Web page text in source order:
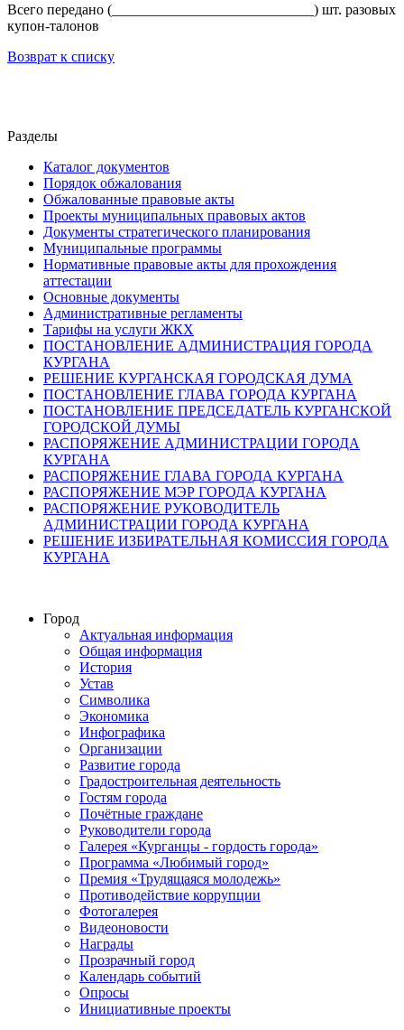
Всего передано (____________________________) шт. разовых
купон-талонов
Возврат к списку
Разделы
Каталог документов
Порядок обжалования
Обжалованные правовые акты
Проекты муниципальных правовых актов
Документы стратегического планирования
Муниципальные программы
Нормативные правовые акты для прохождения
аттестации
Основные документы
Административные регламенты
Тарифы на услуги ЖКХ
ПОСТАНОВЛЕНИЕ АДМИНИСТРАЦИЯ ГОРОДА
КУРГАНА
РЕШЕНИЕ КУРГАНСКАЯ ГОРОДСКАЯ ДУМА
ПОСТАНОВЛЕНИЕ ГЛАВА ГОРОДА КУРГАНА
ПОСТАНОВЛЕНИЕ ПРЕДСЕДАТЕЛЬ КУРГАНСКОЙ
ГОРОДСКОЙ ДУМЫ
РАСПОРЯЖЕНИЕ АДМИНИСТРАЦИИ ГОРОДА
КУРГАНА
РАСПОРЯЖЕНИЕ ГЛАВА ГОРОДА КУРГАНА
РАСПОРЯЖЕНИЕ МЭР ГОРОДА КУРГАНА
РАСПОРЯЖЕНИЕ РУКОВОДИТЕЛЬ
АДМИНИСТРАЦИИ ГОРОДА КУРГАНА
РЕШЕНИЕ ИЗБИРАТЕЛЬНАЯ КОМИССИЯ ГОРОДА
КУРГАНА
Город
Актуальная информация
Общая информация
История
Устав
Символика
Экономика
Инфографика
Организации
Развитие города
Градостроительная деятельность
Гостям города
Почётные граждане
Руководители города
Галерея «Курганцы - гордость города»
Программа «Любимый город»
Премия «Трудящаяся молодежь»
Противодействие коррупции
Фотогалерея
Видеоновости
Награды
Прозрачный город
Календарь событий
Опросы
Инициативные проекты